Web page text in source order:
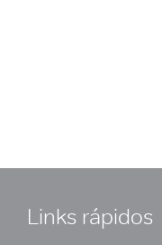
Links rápidos